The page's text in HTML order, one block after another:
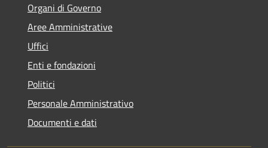
Organi di Governo
Aree Amministrative
Uffici
Enti e fondazioni
Politici
Personale Amministrativo
Documenti e dati